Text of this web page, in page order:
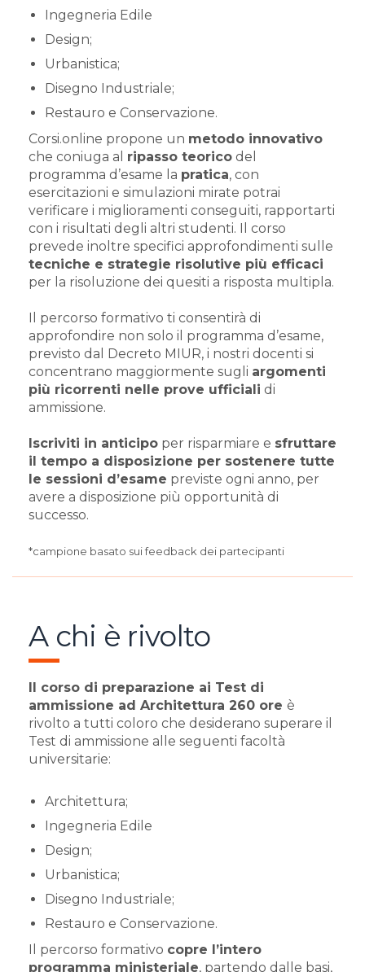
Ingegneria Edile
Design;
Urbanistica;
Disegno Industriale;
Restauro e Conservazione.
Corsi.online propone un metodo innovativo
che coniuga al ripasso teorico del
programma d’esame la pratica, con
esercitazioni e simulazioni mirate potrai
verificare i miglioramenti conseguiti, rapportarti
con i risultati degli altri studenti. Il corso
prevede inoltre specifici approfondimenti sulle
tecniche e strategie risolutive più efficaci
per la risoluzione dei quesiti a risposta multipla.
Il percorso formativo ti consentirà di
approfondire non solo il programma d’esame,
previsto dal Decreto MIUR, i nostri docenti si
concentrano maggiormente sugli argomenti
più ricorrenti nelle prove ufficiali di
ammissione.
Iscriviti in anticipo per risparmiare e sfruttare
il tempo a disposizione per sostenere tutte
le sessioni d’esame previste ogni anno, per
avere a disposizione più opportunità di
successo.
*campione basato sui feedback dei partecipanti
A chi è rivolto
Il corso di preparazione ai Test di
ammissione ad Architettura 260 ore è
rivolto a tutti coloro che desiderano superare il
Test di ammissione alle seguenti facoltà
universitarie:
Architettura;
Ingegneria Edile
Design;
Urbanistica;
Disegno Industriale;
Restauro e Conservazione.
Il percorso formativo copre l’intero
programma ministeriale, partendo dalle basi,